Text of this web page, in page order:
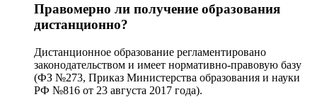
Правомерно ли получение образования
дистанционно?
Дистанционное образование регламентировано
законодательством и имеет нормативно-правовую базу
(ФЗ №273, Приказ Министерства образования и науки
РФ №816 от 23 августа 2017 года).